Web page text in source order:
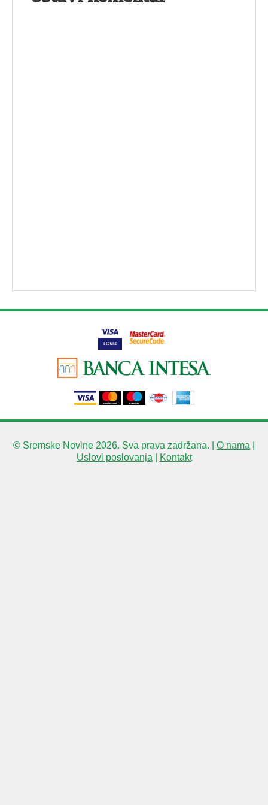
© Sremske Novine 2026. Sva prava zadržana. | O nama
Uslovi poslovanja
Kontakt